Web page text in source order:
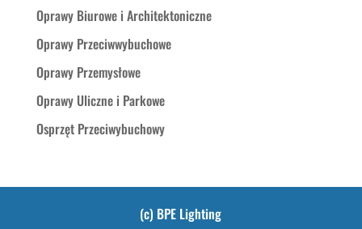
Oprawy Biurowe i Architektoniczne
Oprawy Przeciwwybuchowe
Oprawy Przemysłowe
Oprawy Uliczne i Parkowe
Osprzęt Przeciwybuchowy
(c) BPE Lighting